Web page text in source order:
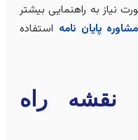
به راهنمایی بیشتر
پایان نامه استفاده
راه